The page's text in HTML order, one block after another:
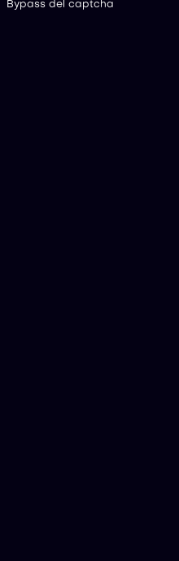
Bypass del captcha